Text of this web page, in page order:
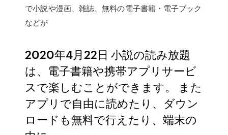
で小説や漫画、雑誌、無料の電子書籍・電子ブック
などが
2020年4月22日 小説の読み放題
は、電子書籍や携帯アプリサービ
スで楽しむことができます。 また
アプリで自由に読めたり、ダウン
ロードも無料で行えたり、端末の